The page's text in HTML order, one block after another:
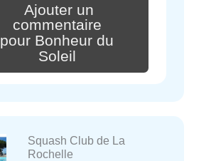
Ajouter un
commentaire
pour Bonheur du
Soleil
Squash Club de La
Rochelle